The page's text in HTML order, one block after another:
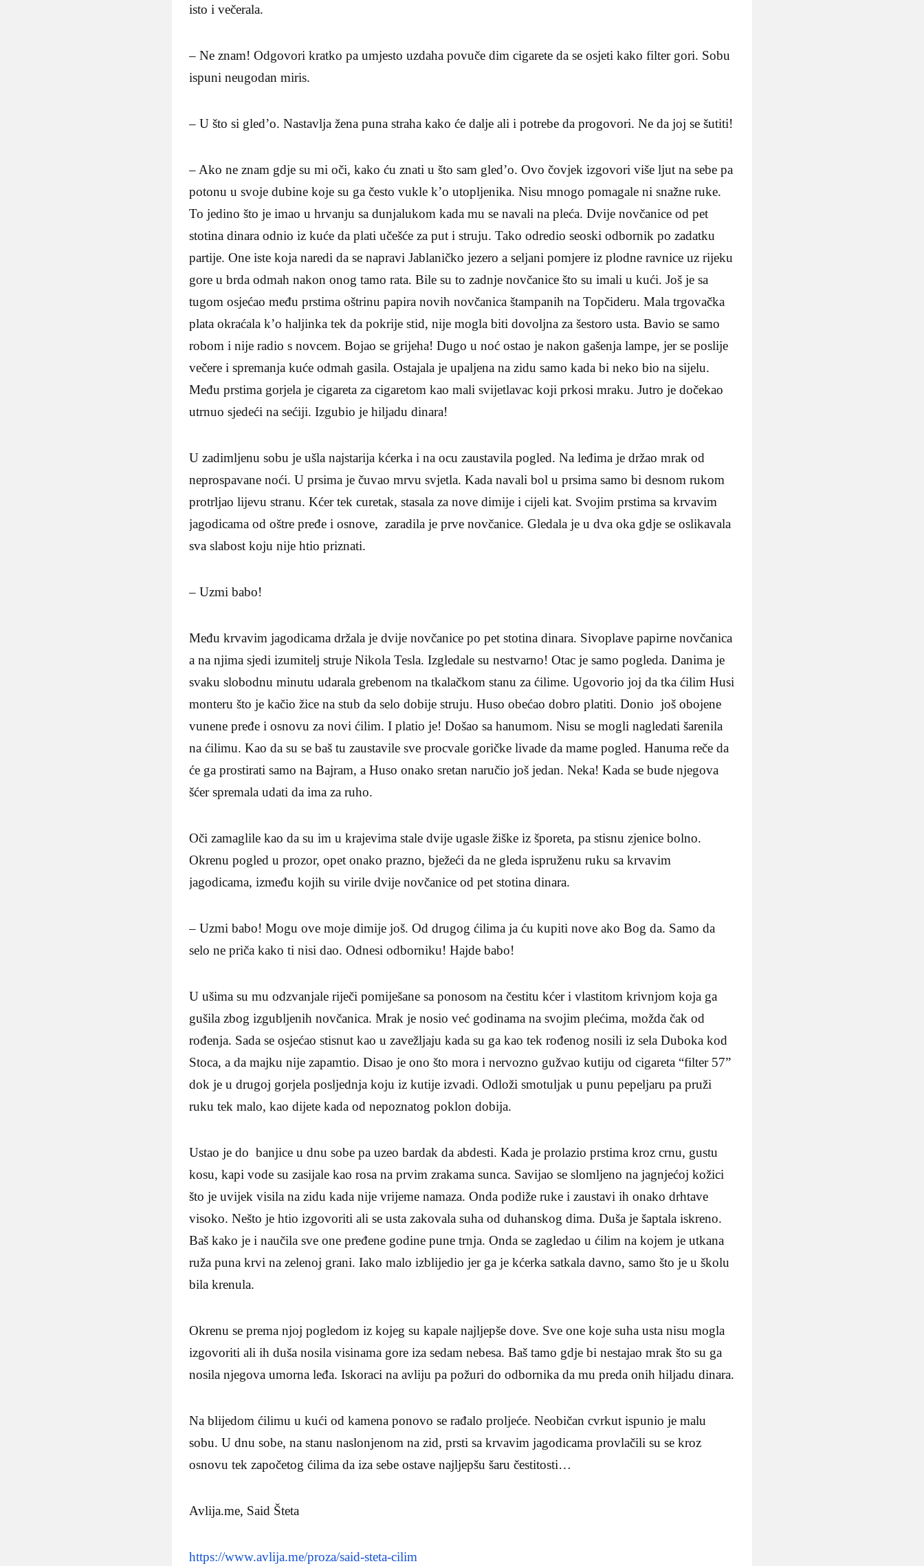
isto i večerala.
– Ne znam! Odgovori kratko pa umjesto uzdaha povuče dim cigarete da se osjeti kako filter gori. Sobu
ispuni neugodan miris.
– U što si gled’o. Nastavlja žena puna straha kako će dalje ali i potrebe da progovori. Ne da joj se šutiti!
– Ako ne znam gdje su mi oči, kako ću znati u što sam gled’o. Ovo čovjek izgovori više ljut na sebe pa
potonu u svoje dubine koje su ga često vukle k’o utopljenika. Nisu mnogo pomagale ni snažne ruke.
To jedino što je imao u hrvanju sa dunjalukom kada mu se navali na pleća. Dvije novčanice od pet
stotina dinara odnio iz kuće da plati učešće za put i struju. Tako odredio seoski odbornik po zadatku
partije. One iste koja naredi da se napravi Jablaničko jezero a seljani pomjere iz plodne ravnice uz rijeku
gore u brda odmah nakon onog tamo rata. Bile su to zadnje novčanice što su imali u kući. Još je sa
tugom osjećao među prstima oštrinu papira novih novčanica štampanih na Topčideru. Mala trgovačka
plata okraćala k’o haljinka tek da pokrije stid, nije mogla biti dovoljna za šestoro usta. Bavio se samo
robom i nije radio s novcem. Bojao se grijeha! Dugo u noć ostao je nakon gašenja lampe, jer se poslije
večere i spremanja kuće odmah gasila. Ostajala je upaljena na zidu samo kada bi neko bio na sijelu.
Među prstima gorjela je cigareta za cigaretom kao mali svijetlavac koji prkosi mraku. Jutro je dočekao
utrnuo sjedeći na sećiji. Izgubio je hiljadu dinara!
U zadimljenu sobu je ušla najstarija kćerka i na ocu zaustavila pogled. Na leđima je držao mrak od
neprospavane noći. U prsima je čuvao mrvu svjetla. Kada navali bol u prsima samo bi desnom rukom
protrljao lijevu stranu. Kćer tek curetak, stasala za nove dimije i cijeli kat. Svojim prstima sa krvavim
jagodicama od oštre pređe i osnove, zaradila je prve novčanice. Gledala je u dva oka gdje se oslikavala
sva slabost koju nije htio priznati.
– Uzmi babo!
Među krvavim jagodicama držala je dvije novčanice po pet stotina dinara. Sivoplave papirne novčanica
a na njima sjedi izumitelj struje Nikola Tesla. Izgledale su nestvarno! Otac je samo pogleda. Danima je
svaku slobodnu minutu udarala grebenom na tkalačkom stanu za ćilime. Ugovorio joj da tka ćilim Husi
monteru što je kačio žice na stub da selo dobije struju. Huso obećao dobro platiti. Donio još obojene
vunene pređe i osnovu za novi ćilim. I platio je! Došao sa hanumom. Nisu se mogli nagledati šarenila
na ćilimu. Kao da su se baš tu zaustavile sve procvale goričke livade da mame pogled. Hanuma reče da
će ga prostirati samo na Bajram, a Huso onako sretan naručio još jedan. Neka! Kada se bude njegova
šćer spremala udati da ima za ruho.
Oči zamaglile kao da su im u krajevima stale dvije ugasle žiške iz šporeta, pa stisnu zjenice bolno.
Okrenu pogled u prozor, opet onako prazno, bježeći da ne gleda ispruženu ruku sa krvavim
jagodicama, između kojih su virile dvije novčanice od pet stotina dinara.
– Uzmi babo! Mogu ove moje dimije još. Od drugog ćilima ja ću kupiti nove ako Bog da. Samo da
selo ne priča kako ti nisi dao. Odnesi odborniku! Hajde babo!
U ušima su mu odzvanjale riječi pomiješane sa ponosom na čestitu kćer i vlastitom krivnjom koja ga
gušila zbog izgubljenih novčanica. Mrak je nosio već godinama na svojim plećima, možda čak od
rođenja. Sada se osjećao stisnut kao u zavežljaju kada su ga kao tek rođenog nosili iz sela Duboka kod
Stoca, a da majku nije zapamtio. Disao je ono što mora i nervozno gužvao kutiju od cigareta “filter 57”
dok je u drugoj gorjela posljednja koju iz kutije izvadi. Odloži smotuljak u punu pepeljaru pa pruži
ruku tek malo, kao dijete kada od nepoznatog poklon dobija.
Ustao je do banjice u dnu sobe pa uzeo bardak da abdesti. Kada je prolazio prstima kroz crnu, gustu
kosu, kapi vode su zasijale kao rosa na prvim zrakama sunca. Savijao se slomljeno na jagnjećoj kožici
što je uvijek visila na zidu kada nije vrijeme namaza. Onda podiže ruke i zaustavi ih onako drhtave
visoko. Nešto je htio izgovoriti ali se usta zakovala suha od duhanskog dima. Duša je šaptala iskreno.
Baš kako je i naučila sve one pređene godine pune trnja. Onda se zagledao u ćilim na kojem je utkana
ruža puna krvi na zelenoj grani. Iako malo izblijedio jer ga je kćerka satkala davno, samo što je u školu
bila krenula.
Okrenu se prema njoj pogledom iz kojeg su kapale najljepše dove. Sve one koje suha usta nisu mogla
izgovoriti ali ih duša nosila visinama gore iza sedam nebesa. Baš tamo gdje bi nestajao mrak što su ga
nosila njegova umorna leđa. Iskoraci na avliju pa požuri do odbornika da mu preda onih hiljadu dinara.
Na blijedom ćilimu u kući od kamena ponovo se rađalo proljeće. Neobičan cvrkut ispunio je malu
sobu. U dnu sobe, na stanu naslonjenom na zid, prsti sa krvavim jagodicama provlačili su se kroz
osnovu tek započetog ćilima da iza sebe ostave najljepšu šaru čestitosti…
Avlija.me, Said Šteta
https://www.avlija.me/proza/said-steta-cilim